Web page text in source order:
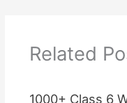
Related
1000+ Class 6